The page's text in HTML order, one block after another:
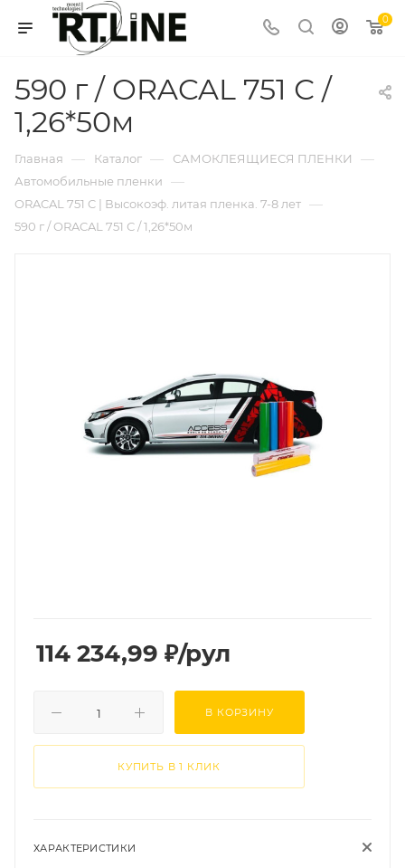
0
590 г / ORACAL 751 С /
1,26*50м
Главная — Каталог — САМОКЛЕЯЩИЕСЯ ПЛЕНКИ —
Автомобильные пленки —
ORACAL 751 C | Высокоэф. литая пленка. 7-8 лет —
590 г / ORACAL 751 С / 1,26*50м
114 234,99 ₽/рул
В КОРЗИНУ
КУПИТЬ В 1 КЛИК
ХАРАКТЕРИСТИКИ